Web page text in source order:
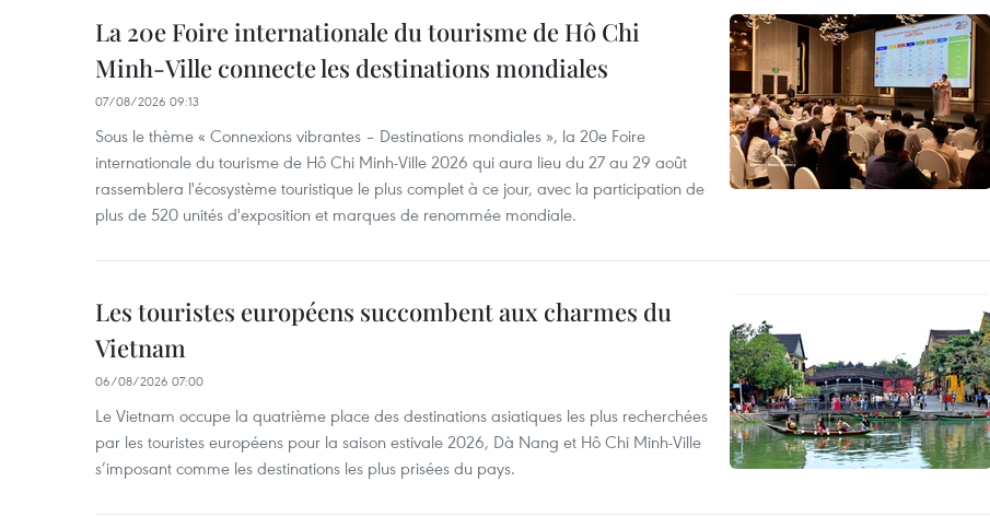
La 20e Foire internationale du tourisme de Hô Chi
Minh-Ville connecte les destinations mondiales
07/08/2026 09:13
Sous le thème « Connexions vibrantes – Destinations mondiales », la 20e Foire
internationale du tourisme de Hô Chi Minh-Ville 2026 qui aura lieu du 27 au 29 août
rassemblera l'écosystème touristique le plus complet à ce jour, avec la participation de
plus de 520 unités d'exposition et marques de renommée mondiale.
Les touristes européens succombent aux charmes du
Vietnam
06/08/2026 07:00
Le Vietnam occupe la quatrième place des destinations asiatiques les plus recherchées
par les touristes européens pour la saison estivale 2026, Dà Nang et Hô Chi Minh-Ville
s’imposant comme les destinations les plus prisées du pays.